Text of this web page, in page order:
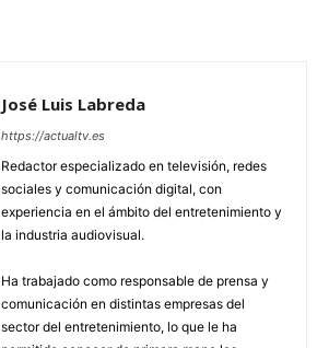
José Luis Labreda
https://actualtv.es
Redactor especializado en televisión, redes
sociales y comunicación digital, con
experiencia en el ámbito del entretenimiento y
la industria audiovisual.
Ha trabajado como responsable de prensa y
comunicación en distintas empresas del
sector del entretenimiento, lo que le ha